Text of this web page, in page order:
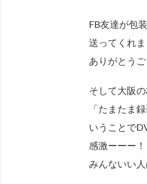
FB友達が包
送ってくれま
ありがとう
そして大阪
「たまたま
いうことで
感激ーーー！
みんないい人